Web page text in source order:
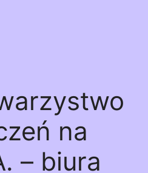
na
– biura